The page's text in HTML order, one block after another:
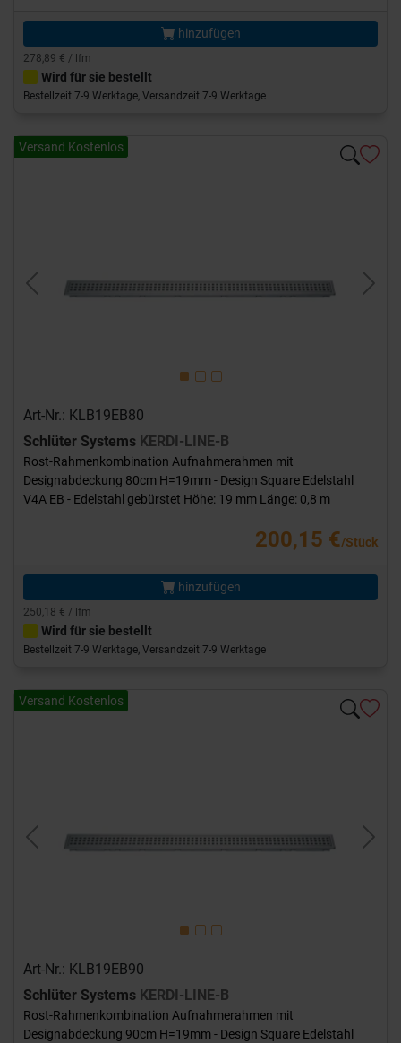
hinzufügen
278,89 € / lfm
Wird für sie bestellt
Bestellzeit 7-9 Werktage, Versandzeit 7-9 Werktage
Versand Kostenlos
Previous Next
Art-Nr.: KLB19EB80
Schlüter Systems KERDI-LINE-B
Rost-Rahmenkombination Aufnahmerahmen mit
Designabdeckung 80cm H=19mm - Design Square Edelstahl
V4A EB - Edelstahl gebürstet Höhe: 19 mm Länge: 0,8 m
200,15 €/Stück
hinzufügen
250,18 € / lfm
Wird für sie bestellt
Bestellzeit 7-9 Werktage, Versandzeit 7-9 Werktage
Versand Kostenlos
Previous Next
Art-Nr.: KLB19EB90
Schlüter Systems KERDI-LINE-B
Rost-Rahmenkombination Aufnahmerahmen mit
Designabdeckung 90cm H=19mm - Design Square Edelstahl